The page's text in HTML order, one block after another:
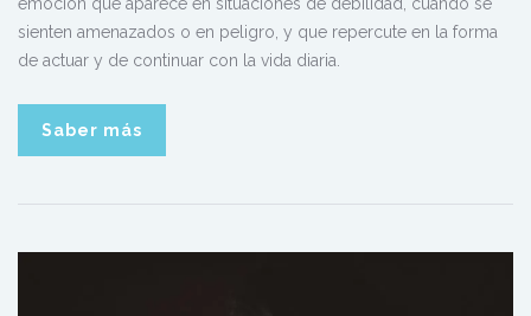
emoción que aparece en situaciones de debilidad, cuando se
sienten amenazados o en peligro, y que repercute en la forma
de actuar y de continuar con la vida diaria.
Saber más